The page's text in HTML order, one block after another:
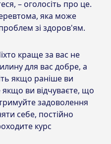
– оголосіть про це.
яка може
зі здоров'ям.
краще за вас не
для вас добре, а
якщо раніше ви
ви відчуваєте, що
задоволення
себе, постійно
курс